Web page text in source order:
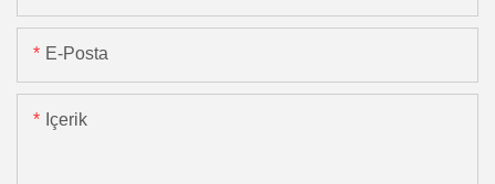
E-Posta
Içerik